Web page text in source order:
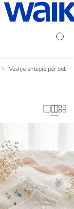
Veshje shtëpie për bebi